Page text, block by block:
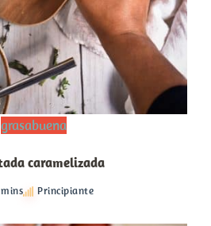
grasabuena
caramelizada
Principiante